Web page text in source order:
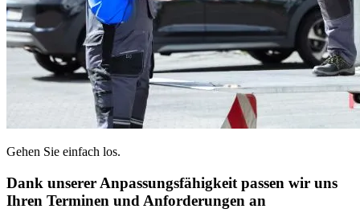
Gehen Sie einfach los.
Dank unserer Anpassungsfähigkeit passen wir uns
Ihren Terminen und Anforderungen an